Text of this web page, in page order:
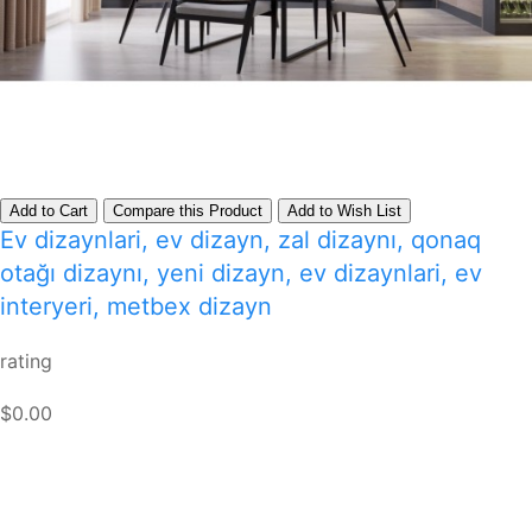
Add to Cart Compare this Product Add to Wish List
Ev dizaynlari, ev dizayn, zal dizaynı, qonaq
otağı dizaynı, yeni dizayn, ev dizaynlari, ev
interyeri, metbex dizayn
rating
$0.00